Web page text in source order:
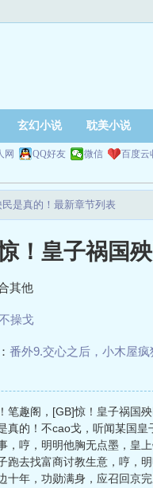
玄幻小说 耽美小说
网 QQ好友 微信 百度云
是真的！最新章节列表
！皇子祸国
其他
操戈
番外9.交心之后，小木屋疯
笔趣阁，[GB]惊！皇子祸国
真的！不cao戈，听闻某国
，哼，明明他胸无点墨，皇
跑去找富商讨教生意，哼
年，功勋满身，应召回京